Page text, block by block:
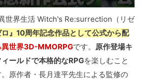
世界生活 Witch's Re:surrection（リゼ
ロ』10周年記念作品として公式から配
世界3D-MMORPGです。 原作登場キ
ールドで本格的なRPGを楽しむこと
原作者・長月達平先生による監修の